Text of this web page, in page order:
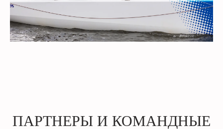
ПАРТНЕРЫ И КОМАНДНЫЕ